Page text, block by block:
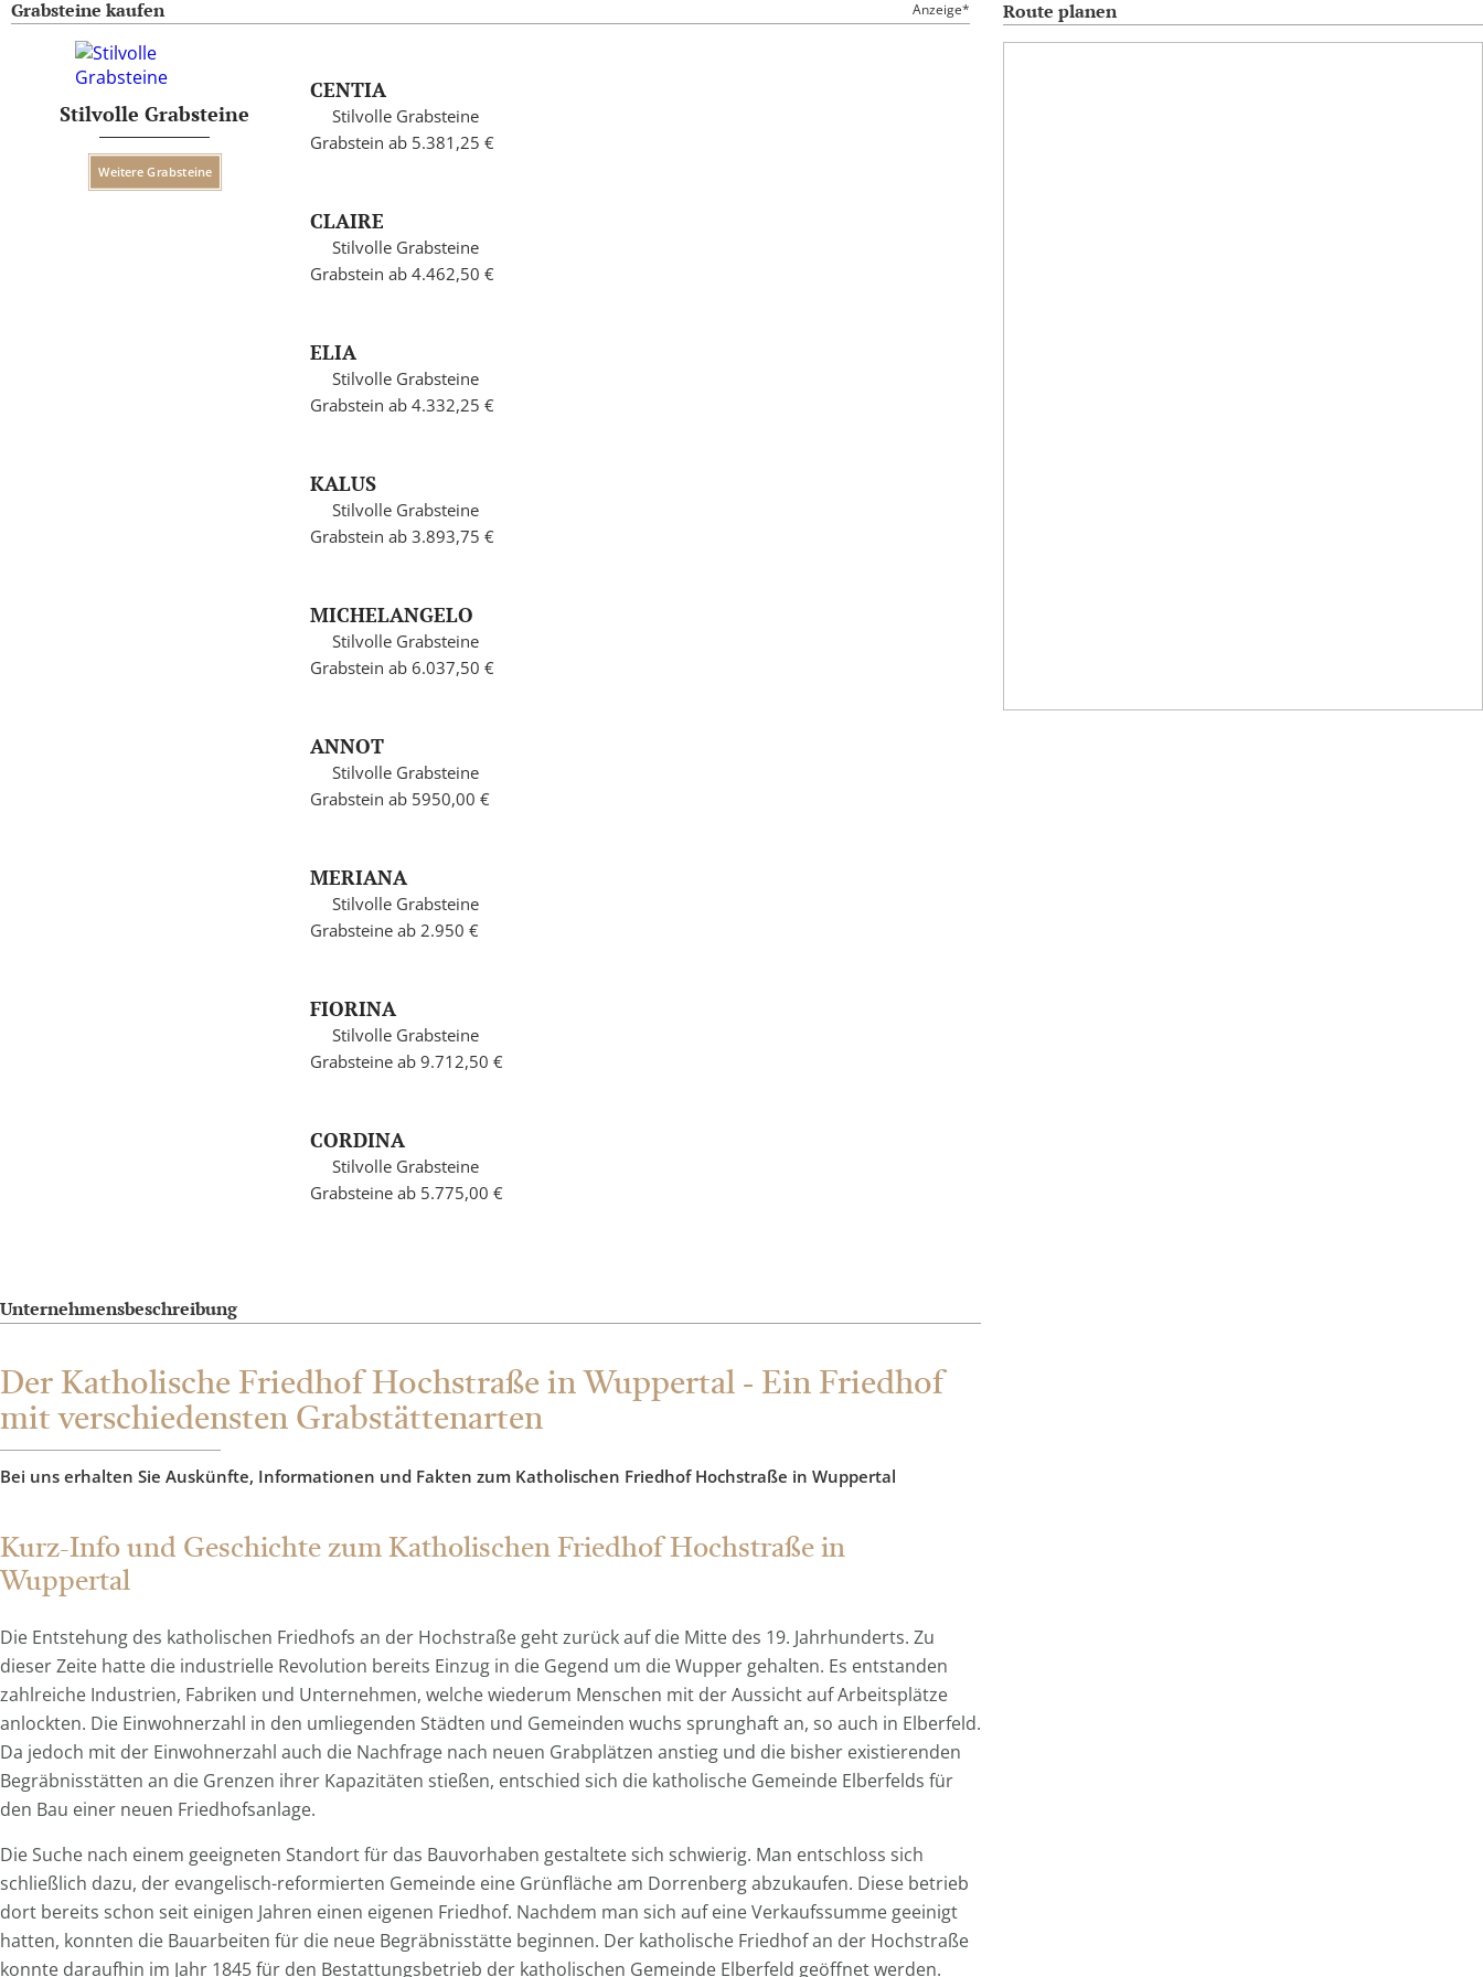
Grabsteine kaufen Anzeige*
Stilvolle Grabsteine
Weitere Grabsteine
CENTIA
Stilvolle Grabsteine
Grabstein ab 5.381,25 €
CLAIRE
Stilvolle Grabsteine
Grabstein ab 4.462,50 €
ELIA
Stilvolle Grabsteine
Grabstein ab 4.332,25 €
KALUS
Stilvolle Grabsteine
Grabstein ab 3.893,75 €
MICHELANGELO
Stilvolle Grabsteine
Grabstein ab 6.037,50 €
ANNOT
Stilvolle Grabsteine
Grabstein ab 5950,00 €
MERIANA
Stilvolle Grabsteine
Grabsteine ab 2.950 €
FIORINA
Stilvolle Grabsteine
Grabsteine ab 9.712,50 €
CORDINA
Stilvolle Grabsteine
Grabsteine ab 5.775,00 €
Unternehmensbeschreibung
Der Katholische Friedhof Hochstraße in Wuppertal - Ein Friedhof
mit verschiedensten Grabstättenarten
Bei uns erhalten Sie Auskünfte, Informationen und Fakten zum Katholischen Friedhof Hochstraße in Wuppertal
Kurz-Info und Geschichte zum Katholischen Friedhof Hochstraße in
Wuppertal
Die Entstehung des katholischen Friedhofs an der Hochstraße geht zurück auf die Mitte des 19. Jahrhunderts. Zu
dieser Zeite hatte die industrielle Revolution bereits Einzug in die Gegend um die Wupper gehalten. Es entstanden
zahlreiche Industrien, Fabriken und Unternehmen, welche wiederum Menschen mit der Aussicht auf Arbeitsplätze
anlockten. Die Einwohnerzahl in den umliegenden Städten und Gemeinden wuchs sprunghaft an, so auch in Elberfeld.
Da jedoch mit der Einwohnerzahl auch die Nachfrage nach neuen Grabplätzen anstieg und die bisher existierenden
Begräbnisstätten an die Grenzen ihrer Kapazitäten stießen, entschied sich die katholische Gemeinde Elberfelds für
den Bau einer neuen Friedhofsanlage.
Die Suche nach einem geeigneten Standort für das Bauvorhaben gestaltete sich schwierig. Man entschloss sich
schließlich dazu, der evangelisch-reformierten Gemeinde eine Grünfläche am Dorrenberg abzukaufen. Diese betrieb
dort bereits schon seit einigen Jahren einen eigenen Friedhof. Nachdem man sich auf eine Verkaufssumme geeinigt
hatten, konnten die Bauarbeiten für die neue Begräbnisstätte beginnen. Der katholische Friedhof an der Hochstraße
konnte daraufhin im Jahr 1845 für den Bestattungsbetrieb der katholischen Gemeinde Elberfeld geöffnet werden.
Route planen